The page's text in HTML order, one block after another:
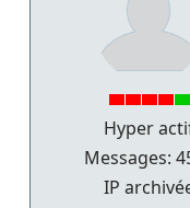
Hyper
Messages:
IP